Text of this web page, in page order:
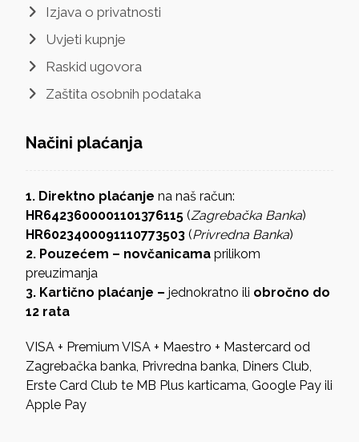
Izjava o privatnosti
Uvjeti kupnje
Raskid ugovora
Zaštita osobnih podataka
Načini plaćanja
1. Direktno plaćanje na naš račun:
HR6423600001101376115(Zagrebačka Banka)
HR6023400091110773503(Privredna Banka)
2. Pouzećem – novčanicamaprilikom
preuzimanja
3. Kartično plaćanje –jednokratno ili obročno do
12 rata
VISA + Premium VISA + Maestro + Mastercard od
Zagrebačka banka, Privredna banka, Diners Club,
Erste Card Club te MB Plus karticama, Google Pay ili
Apple Pay